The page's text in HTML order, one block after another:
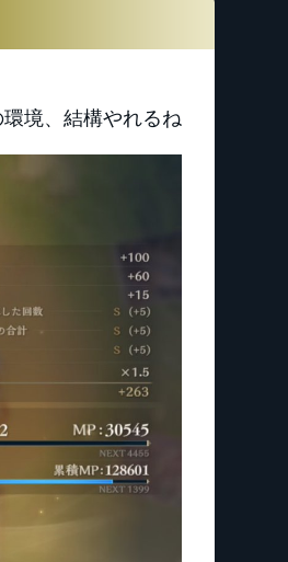
境、結構やれるね